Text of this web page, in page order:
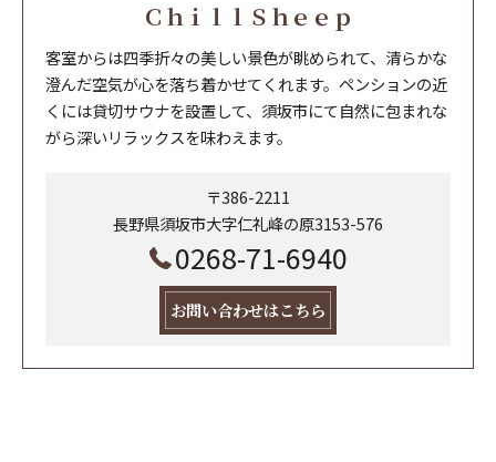
ＣｈｉｌｌＳｈｅｅｐ
客室からは四季折々の美しい景色が眺められて、清らかな
澄んだ空気が心を落ち着かせてくれます。ペンションの近
くには貸切サウナを設置して、須坂市にて自然に包まれな
がら深いリラックスを味わえます。
〒386-2211
長野県須坂市大字仁礼峰の原3153-576
0268-71-6940
お問い合わせはこちら